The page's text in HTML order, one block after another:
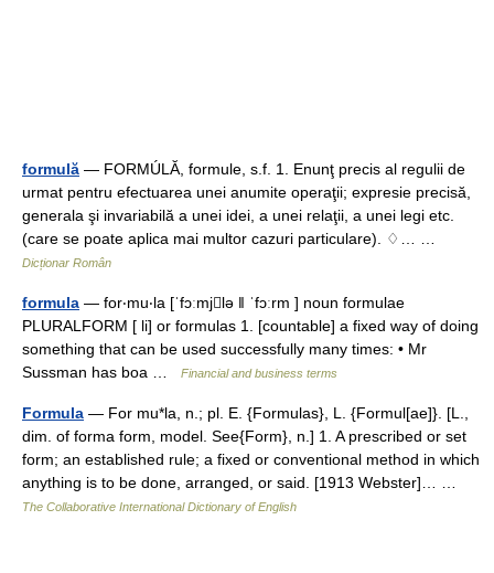
formulă — FORMÚLĂ, formule, s.f. 1. Enunţ precis al regulii de
urmat pentru efectuarea unei anumite operaţii; expresie precisă,
generala şi invariabilă a unei idei, a unei relaţii, a unei legi etc.
(care se poate aplica mai multor cazuri particulare). ♢… …
Dicționar Român
formula — for‧mu‧la [ˈfɔːmjlə ǁ ˈfɔːrm ] noun formulae
PLURALFORM [ li] or formulas 1. [countable] a fixed way of doing
something that can be used successfully many times: • Mr
Sussman has boa …
Financial and business terms
Formula — For mu*la, n.; pl. E. {Formulas}, L. {Formul[ae]}. [L.,
dim. of forma form, model. See{Form}, n.] 1. A prescribed or set
form; an established rule; a fixed or conventional method in which
anything is to be done, arranged, or said. [1913 Webster]… …
The Collaborative International Dictionary of English